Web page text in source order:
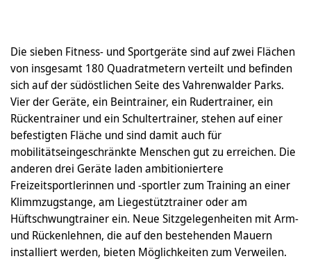
Die sieben Fitness- und Sportgeräte sind auf zwei Flächen
von insgesamt 180 Quadratmetern verteilt und befinden
sich auf der südöstlichen Seite des Vahrenwalder Parks.
Vier der Geräte, ein Beintrainer, ein Rudertrainer, ein
Rückentrainer und ein Schultertrainer, stehen auf einer
befestigten Fläche und sind damit auch für
mobilitätseingeschränkte Menschen gut zu erreichen. Die
anderen drei Geräte laden ambitioniertere
Freizeitsportlerinnen und -sportler zum Training an einer
Klimmzugstange, am Liegestütztrainer oder am
Hüftschwungtrainer ein. Neue Sitzgelegenheiten mit Arm-
und Rückenlehnen, die auf den bestehenden Mauern
installiert werden, bieten Möglichkeiten zum Verweilen.